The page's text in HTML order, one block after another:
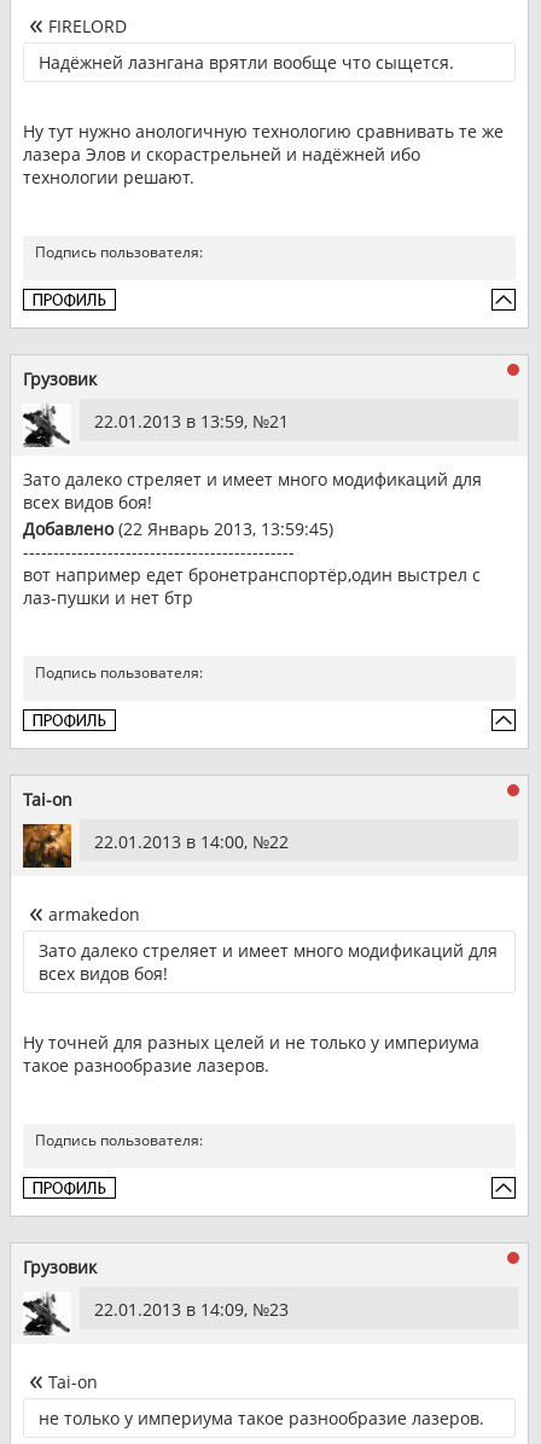
FIRELORD
Надёжней лазнгана врятли вообще что сыщется.
Ну тут нужно анологичную технологию сравнивать те же
лазера Элов и скорастрельней и надёжней ибо
технологии решают.
Подпись пользователя:
Грузовик
22.01.2013 в 13:59, №21
Зато далеко стреляет и имеет много модификаций для
всех видов боя!
Добавлено(22 Январь 2013, 13:59:45)
---------------------------------------------
вот например едет бронетранспортёр,один выстрел с
лаз-пушки и нет бтр
Подпись пользователя:
Tai-on
22.01.2013 в 14:00, №22
armakedon
Зато далеко стреляет и имеет много модификаций для
всех видов боя!
Ну точней для разных целей и не только у империума
такое разнообразие лазеров.
Подпись пользователя:
Грузовик
22.01.2013 в 14:09, №23
Tai-on
не только у империума такое разнообразие лазеров.